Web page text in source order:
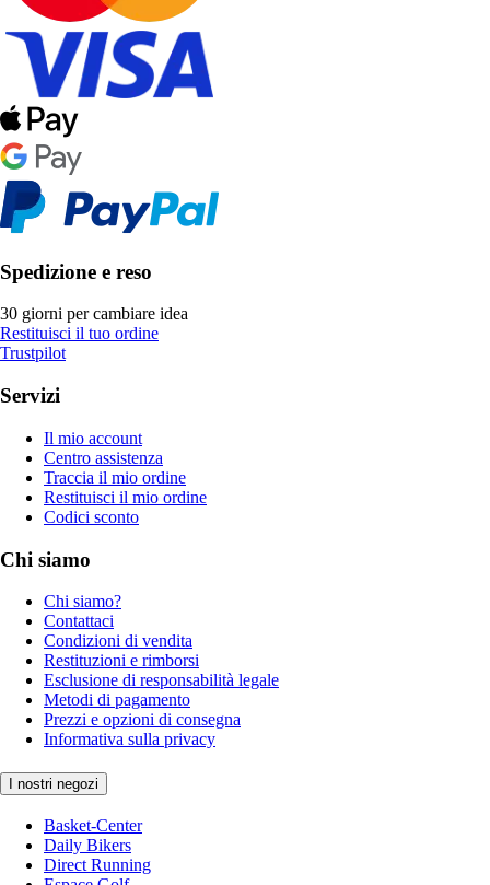
Spedizione e reso
30 giorni per cambiare idea
Restituisci il tuo ordine
Trustpilot
Servizi
Il mio account
Centro assistenza
Traccia il mio ordine
Restituisci il mio ordine
Codici sconto
Chi siamo
Chi siamo?
Contattaci
Condizioni di vendita
Restituzioni e rimborsi
Esclusione di responsabilità legale
Metodi di pagamento
Prezzi e opzioni di consegna
Informativa sulla privacy
I nostri negozi
Basket-Center
Daily Bikers
Direct Running